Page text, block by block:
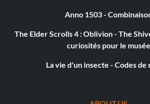
Anno 1503 -
The Elder Scrolls 4 : Oblivion - The
curiosités pour le musée
La vie d'un insecte - Codes de